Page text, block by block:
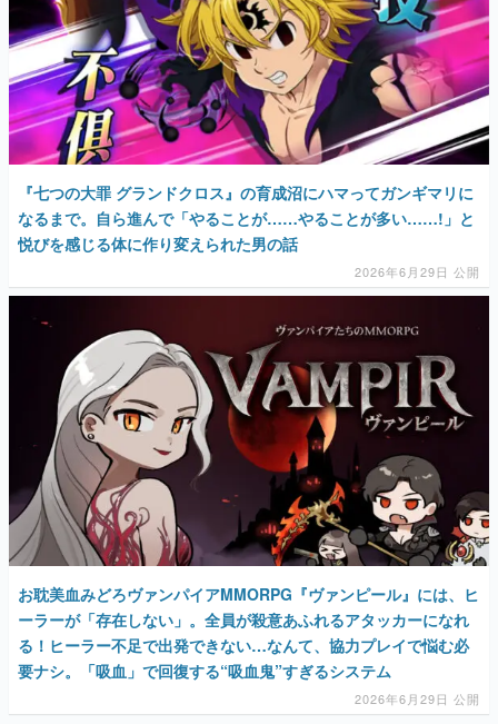
『七つの大罪 グランドクロス』の育成沼にハマってガンギマリに
なるまで。自ら進んで「やることが……やることが多い……!」と
悦びを感じる体に作り変えられた男の話
2026年6月29日 公開
お耽美血みどろヴァンパイアMMORPG『ヴァンピール』には、ヒ
ーラーが「存在しない」。全員が殺意あふれるアタッカーになれ
る！ヒーラー不足で出発できない…なんて、協力プレイで悩む必
要ナシ。「吸血」で回復する“吸血鬼”すぎるシステム
2026年6月29日 公開